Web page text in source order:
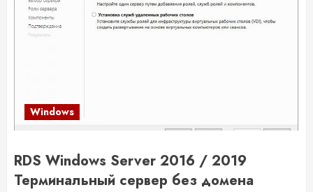
Windows
RDS Windows Server 2016 / 2019
Терминальный сервер без домена